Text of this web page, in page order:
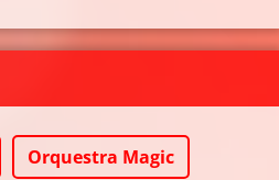
Orquestra Magic